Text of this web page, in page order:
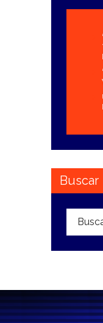
Buscar
Buscar: